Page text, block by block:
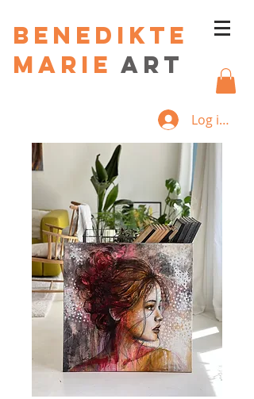
Benedikte
Marie art
Log ind